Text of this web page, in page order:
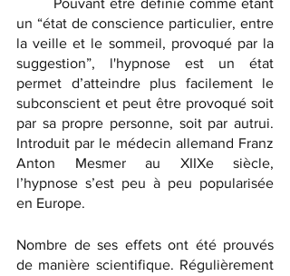
Pouvant être définie comme étant
un “état de conscience particulier, entre
la veille et le sommeil, provoqué par la
suggestion”, l'hypnose est un état
permet d’atteindre plus facilement le
subconscient et peut être provoqué soit
par sa propre personne, soit par autrui.
Introduit par le médecin allemand Franz
Anton Mesmer au XIIXe siècle,
l’hypnose s’est peu à peu popularisée
en Europe.
Nombre de ses effets ont été prouvés
de manière scientifique. Régulièrement